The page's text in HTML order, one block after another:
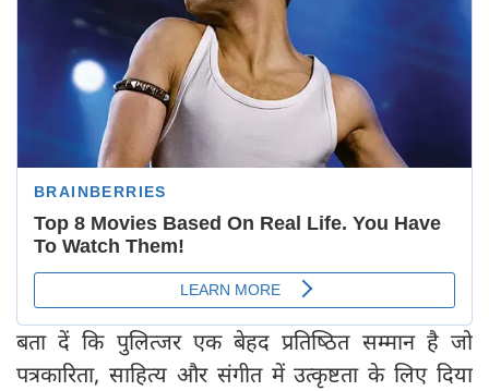
बता दें कि पुलित्‍जर एक बेहद प्रतिष्‍ठित सम्‍मान है जो
पत्रकारिता, साहित्य और संगीत में उत्कृष्टता के लिए दिया